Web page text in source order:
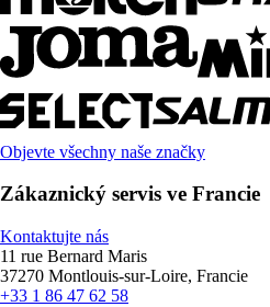
Objevte všechny naše značky
Zákaznický servis ve Francie
Kontaktujte nás
11 rue Bernard Maris
37270 Montlouis-sur-Loire, Francie
+33 1 86 47 62 58